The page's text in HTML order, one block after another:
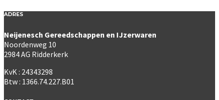
ADRES
Neijenesch Gereedschappen en IJzerwaren
Noordenweg 10
2984 AG Ridderkerk
KvK : 24343298
Btw : 1366.74.227.B01